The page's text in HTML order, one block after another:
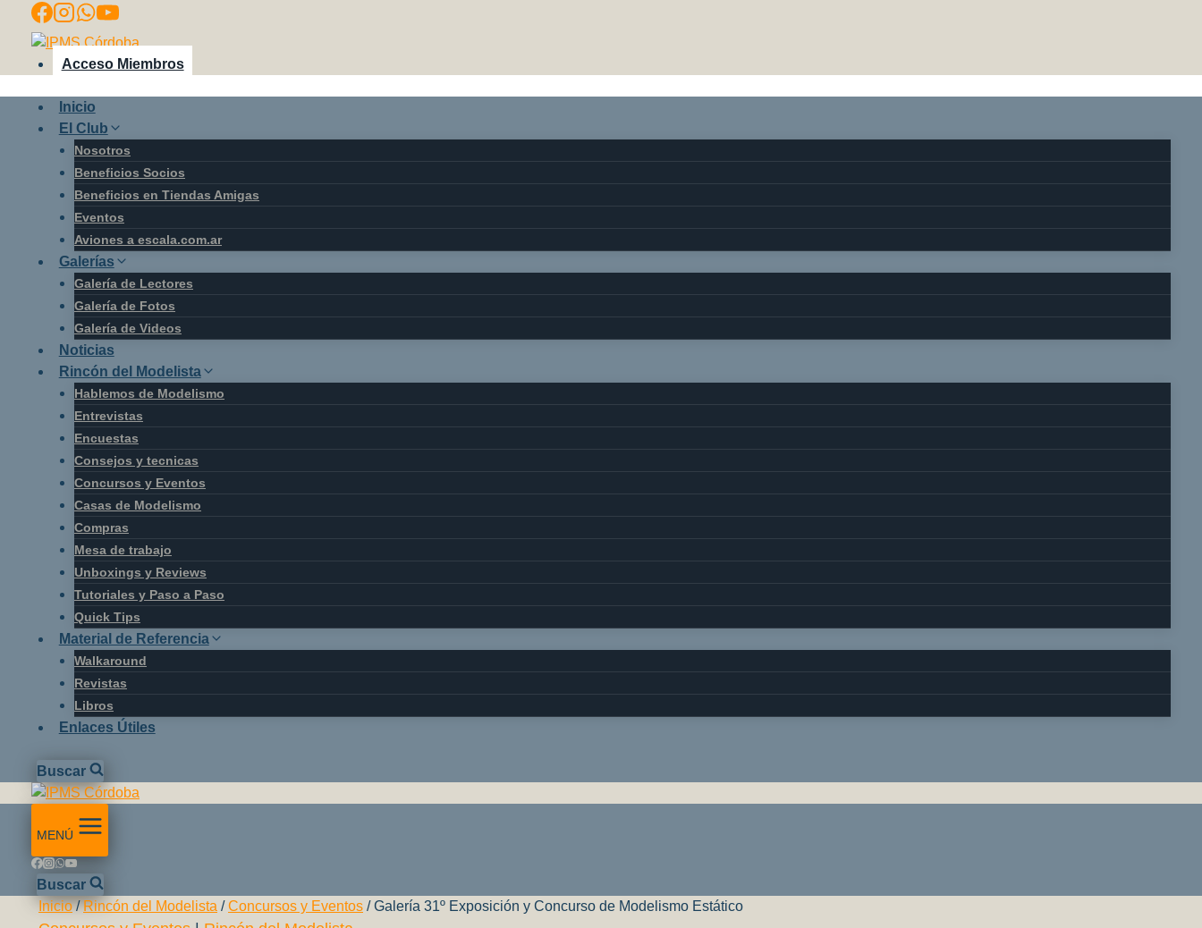
Saltar
contenido
Acceso Miembros
Inicio
El Club
Nosotros
Beneficios Socios
Beneficios en Tiendas Amigas
Eventos
Aviones a escala.com.ar
Galerías
Galería de Lectores
Galería de Fotos
Galería de Videos
Noticias
Rincón del Modelista
Hablemos de Modelismo
Entrevistas
Encuestas
Consejos y tecnicas
Concursos y Eventos
Casas de Modelismo
Compras
Mesa de trabajo
Unboxings y Reviews
Tutoriales y Paso a Paso
Quick Tips
Material de Referencia
Walkaround
Revistas
Libros
Enlaces Útiles
Buscar
MENÚ
Buscar
Inicio / Rincón del Modelista / Concursos y Eventos / Galería 31º Exposición y Concurso de Modelismo Estático